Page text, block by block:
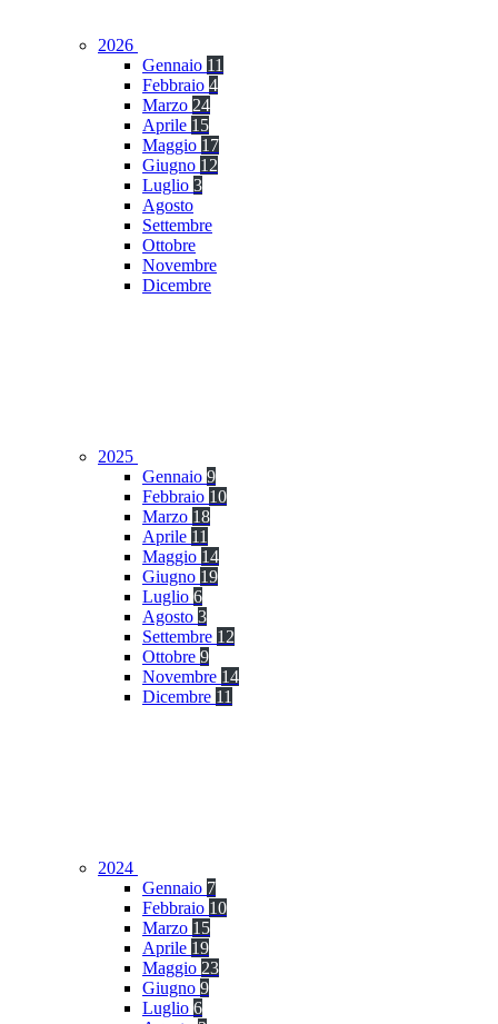
2026
Gennaio 11
Febbraio 4
Marzo 24
Aprile 15
Maggio 17
Giugno 12
Luglio 3
Agosto
Settembre
Ottobre
Novembre
Dicembre
2025
Gennaio 9
Febbraio 10
Marzo 18
Aprile 11
Maggio 14
Giugno 19
Luglio 6
Agosto 3
Settembre 12
Ottobre 9
Novembre 14
Dicembre 11
2024
Gennaio 7
Febbraio 10
Marzo 15
Aprile 19
Maggio 23
Giugno 9
Luglio 6